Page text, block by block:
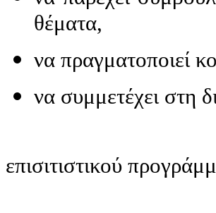
θέματα,
να πραγματοποιεί
να συμμετέχει στη
επισιτιστικού